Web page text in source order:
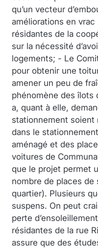
qu’un vecteur
améliorations en
résidantes de la
sur la nécessité
logements; - Le
pour obtenir une
amener un peu de
phénomène des îlots
a, quant à elle,
stationnement soient
dans le
aménagé et des
voitures de
que le projet permet
nombre de places de
quartier). Plusieurs
suspens. On peut
perte
résidantes de la rue
assure que des